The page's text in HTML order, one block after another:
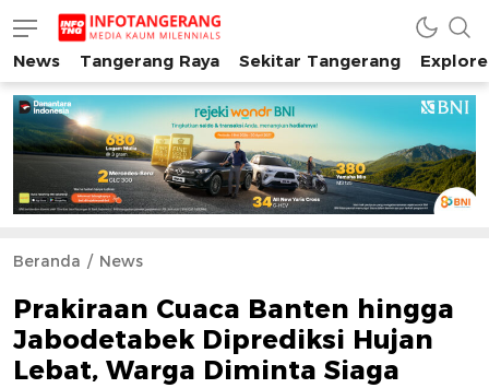
INFO TANGERANG
Media Kaum Millenials Tangerang Raya
News Tangerang Raya Sekitar Tangerang
Beranda News
Prakiraan Cuaca Banten hingga
Jabodetabek Diprediksi Hujan
Lebat, Warga Diminta Siaga